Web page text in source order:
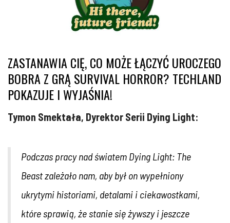
ZASTANAWIA CIĘ, CO MOŻE ŁĄCZYĆ UROCZEGO
BOBRA Z GRĄ SURVIVAL HORROR? TECHLAND
POKAZUJE I WYJAŚNIA!
Tymon Smektała, Dyrektor Serii Dying Light:
Podczas pracy nad światem Dying Light: The
Beast zależało nam, aby był on wypełniony
ukrytymi historiami, detalami i ciekawostkami,
które sprawią, że stanie się żywszy i jeszcze